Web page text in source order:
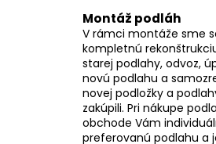
Montáž podláh
V rámci montáže sme
kompletnú
starej podlahy, odvoz,
novú podlahu a
novej podložky a
zakúpili. Pri nákupe
obchode Vám
preferovanú podlahu a